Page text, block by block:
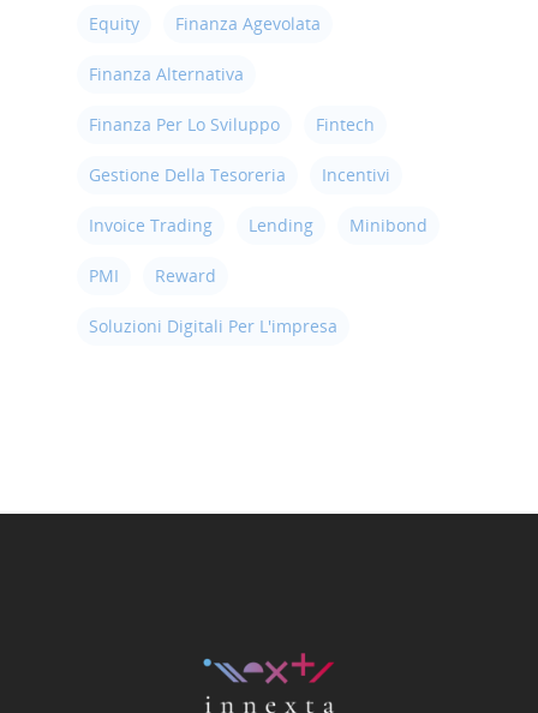
Equity Finanza Agevolata
Finanza Alternativa
Finanza Per Lo Sviluppo Fintech
Gestione Della Tesoreria Incentivi
Invoice Trading Lending Minibond
PMI Reward
Soluzioni Digitali Per L'impresa